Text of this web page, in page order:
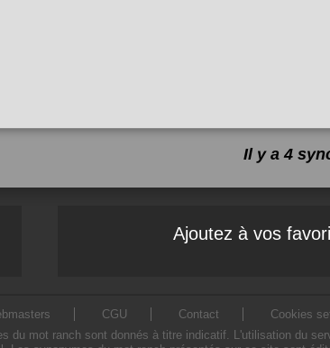
Il y a 4
Ajoutez à vos
CGU Contact
Cookies
du mot ranch sont donnés à titre indicatif. L'utilisation du